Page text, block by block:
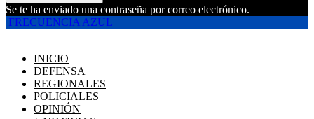
Se te ha enviado una contraseña por correo electrónico.
FRECUENCIA AZUL
INICIO
DEFENSA
REGIONALES
POLICIALES
OPINIÓN